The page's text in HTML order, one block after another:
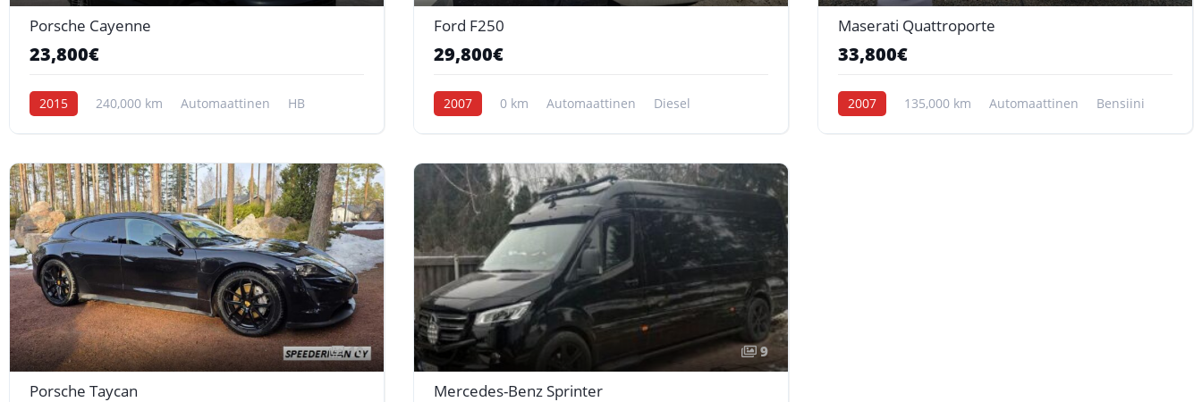
Porsche Cayenne
23,800€
2015 240,000 km Automaattinen HB
Ford F250
29,800€
2007 0 km Automaattinen Diesel
Maserati Quattroporte
33,800€
2007 135,000 km Automaattinen Bensiini
10
Porsche Taycan
9
Mercedes-Benz Sprinter